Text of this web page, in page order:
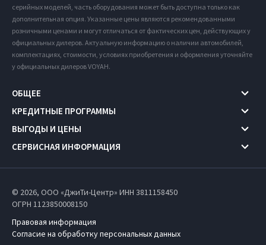
серийных моделей, часть оборудования может быть доступна только как
дополнительная опция. Указанные цены являются рекомендованными
розничными ценами и могут отличаться от фактических цен, действующих у
официальных дилеров. Актуальную информацию о наличии автомобилей,
комплектациях, стоимости, условиях приобретения и оформления уточняйте
у официальных дилеров VOYAH.
ОБЩЕЕ
КРЕДИТНЫЕ ПРОГРАММЫ
ВЫГОДЫ И ЦЕНЫ
СЕРВИСНАЯ ИНФОРМАЦИЯ
© 2026, ООО «ДжиТи-Центр» ИНН 3811158450
ОГРН 1123850008150
Правовая информация
Согласие на обработку персональных данных